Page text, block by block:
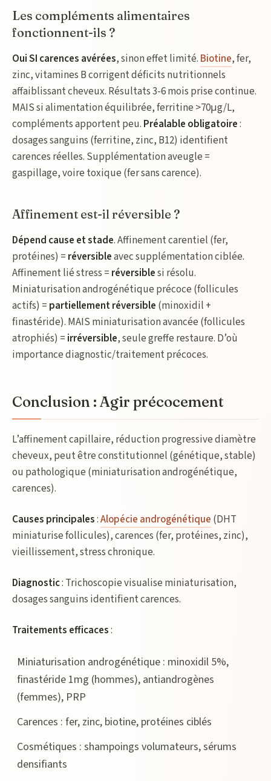
Les compléments alimentaires
fonctionnent-ils ?
Oui SI carences avérées, sinon effet limité. Biotine, fer,
zinc, vitamines B corrigent déficits nutritionnels
affaiblissant cheveux. Résultats 3-6 mois prise continue.
MAIS si alimentation équilibrée, ferritine >70μg/L,
compléments apportent peu. Préalable obligatoire:
dosages sanguins (ferritine, zinc, B12) identifient
carences réelles. Supplémentation aveugle =
gaspillage, voire toxique (fer sans carence).
Affinement est-il réversible ?
Dépend cause et stade. Affinement carentiel (fer,
protéines) = réversibleavec supplémentation ciblée.
Affinement lié stress = réversiblesi résolu.
Miniaturisation androgénétique précoce (follicules
actifs) = partiellement réversible (minoxidil +
finastéride). MAIS miniaturisation avancée (follicules
atrophiés) = irréversible, seule greffe restaure. D’où
importance diagnostic/traitement précoces.
Conclusion : Agir précocement
L’affinement capillaire, réduction progressive diamètre
cheveux, peut être constitutionnel (génétique, stable)
ou pathologique (miniaturisation androgénétique,
carences).
Causes principales:Alopécie androgénétique (DHT
miniaturise follicules), carences (fer, protéines, zinc),
vieillissement, stress chronique.
Diagnostic: Trichoscopie visualise miniaturisation,
dosages sanguins identifient carences.
Traitements efficaces:
Miniaturisation androgénétique : minoxidil 5%,
finastéride 1mg (hommes), antiandrogènes
(femmes), PRP
Carences : fer, zinc, biotine, protéines ciblés
Cosmétiques : shampoings volumateurs, sérums
densifiants